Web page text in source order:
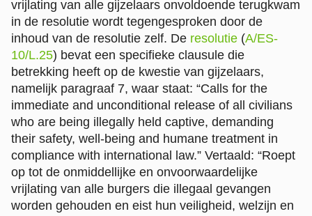
vrijlating van alle gijzelaars onvoldoende terugkwam
in de resolutie wordt tegengesproken door de
inhoud van de resolutie zelf. De resolutie (A/ES-
10/L.25) bevat een specifieke clausule die
betrekking heeft op de kwestie van gijzelaars,
namelijk paragraaf 7, waar staat: “Calls for the
immediate and unconditional release of all civilians
who are being illegally held captive, demanding
their safety, well-being and humane treatment in
compliance with international law.” Vertaald: “Roept
op tot de onmiddellijke en onvoorwaardelijke
vrijlating van alle burgers die illegaal gevangen
worden gehouden en eist hun veiligheid, welzijn en